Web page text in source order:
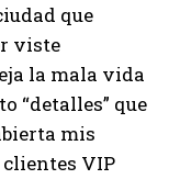
que
viste
la mala vida
“detalles” que
mis
VIP